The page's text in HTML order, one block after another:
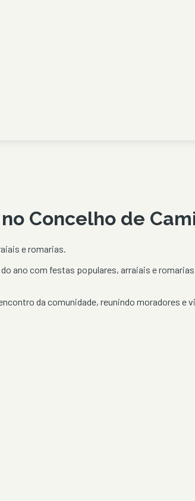
Concelho de
e romarias.
do ano com festas populares, arraiais e
da comunidade, reunindo moradores